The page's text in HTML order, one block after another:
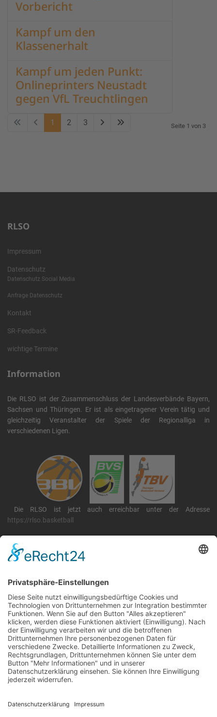
Vorbericht
Kampf um den
Klassenerhalt
Kampf um jeden Punkt:
Onlineprinters Neustadt
gegen VfL Treuchtlingen
Seite 1 von 3
1 2 3
RLSO
Impressum
Datenschutz
Datenschutz Social Media
Anfrage Datenschutz
Kontakt
SR-Feedback
wichtige Termine
Information
Die RLSO ist der Zusammenschluss der Landesverbände Bayern,
Sachsen und Thüringen. Er ist als eingetragener Verein tätig und
gleichzeitig Veranstalter der Spiele der Regionalliga in
verschiedenen Ligen.
Die RLSO ist jetzt auch erreichbar unter der Adresse
https://rlso.basketball
RLSO Minikalender
August 2026
Mo Di Mi Do Fr Sa
So
3127 28 29 30 31 1
2
3310 11 12